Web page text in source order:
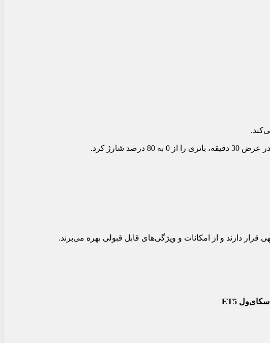
اسکای‌ول ET5